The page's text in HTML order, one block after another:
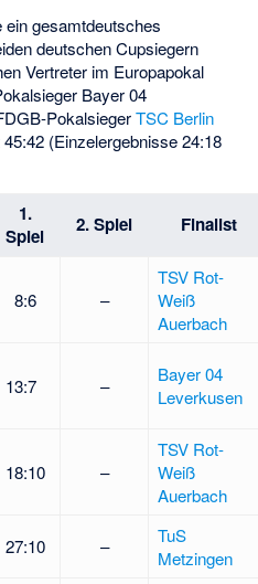
ein gesamtdeutsches
deutschen Cupsiegern
Vertreter im Europapokal
Bayer 04
PokalsiegerTSC Berlin
(Einzelergebnisse 24:18
1.
Spiel
2. Spiel Finalist
8:6 –
TSV Rot-
Weiß
Auerbach
13:7 –
Bayer 04
Leverkusen
18:10 –
TSV Rot-
Weiß
Auerbach
27:10 –
TuS
Metzingen